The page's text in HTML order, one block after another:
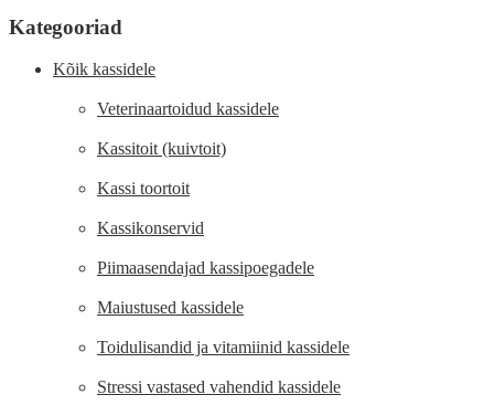
Kategooriad
Kõik kassidele
Veterinaartoidud kassidele
Kassitoit (kuivtoit)
Kassi toortoit
Kassikonservid
Piimaasendajad kassipoegadele
Maiustused kassidele
Toidulisandid ja vitamiinid kassidele
Stressi vastased vahendid kassidele